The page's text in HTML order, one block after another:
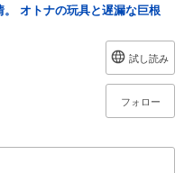
オトナの玩具と遅漏な巨根
試し読み
フォロー